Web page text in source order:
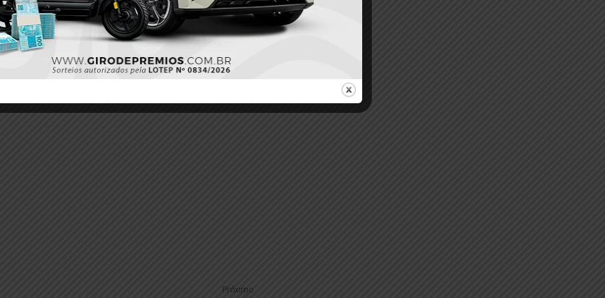
Policial
Pinterest
Próximo